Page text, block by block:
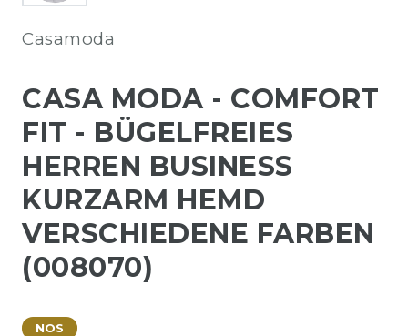
Casamoda
CASA MODA - COMFORT
FIT - BÜGELFREIES
HERREN BUSINESS
KURZARM HEMD
VERSCHIEDENE FARBEN
(008070)
NOS